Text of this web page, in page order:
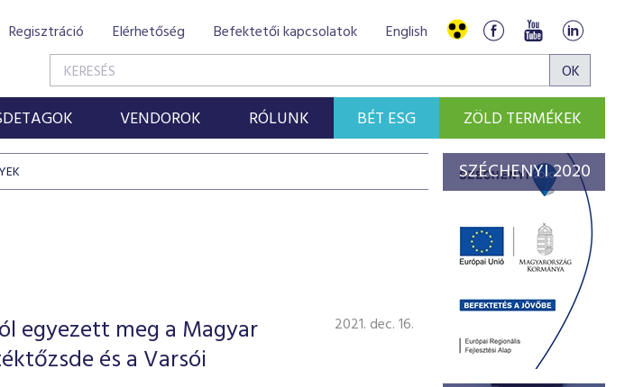
Regisztráció Elérhetőség Befektetői kapcsolatok English
VENDOROK RÓLUNK BÉT ESG ZÖLD TERMÉKEK
egyezett meg a Magyar
és a Varsói
2021. dec. 16.
SZÉCHENYI 2020